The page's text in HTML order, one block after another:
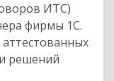
ИТС)
фирмы 1С.
решений